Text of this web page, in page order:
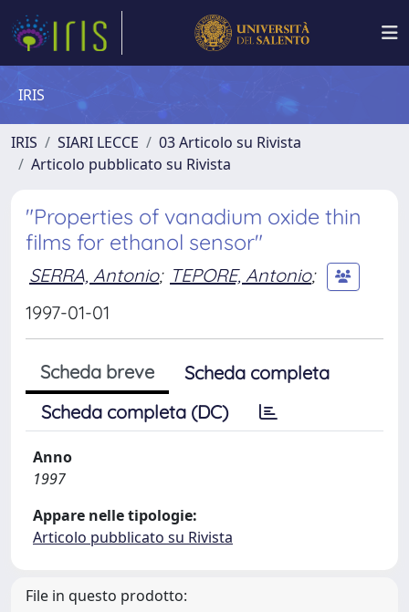
IRIS
IRIS SIARI LECCE
03 Articolo su Rivista
Articolo pubblicato su Rivista
"Properties of vanadium oxide thin
films for ethanol sensor"
SERRA, Antonio; TEPORE, Antonio;
1997-01-01
Scheda breve
Scheda completa
Scheda completa (DC)
Anno
1997
Appare nelle tipologie:
Articolo pubblicato su Rivista
File in questo prodotto: